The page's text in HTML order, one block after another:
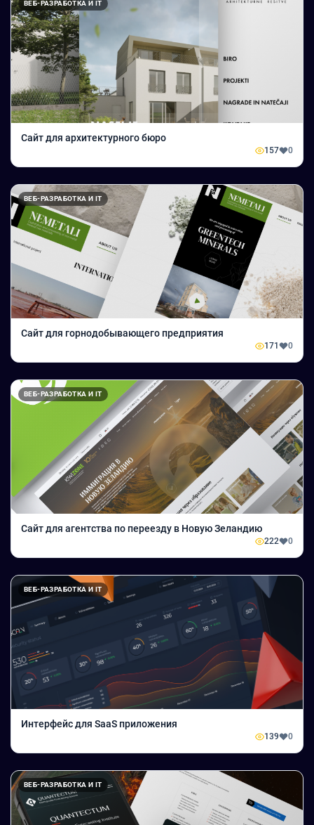
ВЕБ-РАЗРАБОТКА И IT
Сайт для архитектурного бюро
157 0
ВЕБ-РАЗРАБОТКА И IT
Сайт для горнодобывающего предприятия
171 0
ВЕБ-РАЗРАБОТКА И IT
Сайт для агентства по переезду в Новую Зеландию
222 0
ВЕБ-РАЗРАБОТКА И IT
Интерфейс для SaaS приложения
139 0
ВЕБ-РАЗРАБОТКА И IT